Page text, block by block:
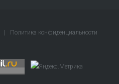
Политика конфиденциальности